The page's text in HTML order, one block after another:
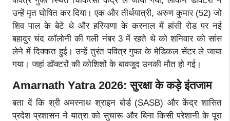
उन्हें मृत घोषित कर दिया। एक और तीर्थयात्री, अरुण कुमार (52) जो
शिव पाल के बेटे थे और हरियाणा के करनाल में हांसी रोड पर नई
बहादुर चंद कॉलोनी की गली नंबर 3 में रहते थे को शनिवार को सांस
लेने में दिक्कत हुई। उन्हें तुरंत पवित्र गुफा के मेडिकल सेंटर ले जाया
गया। जहां डॉक्टरों की कोशिशों के बावजूद उनकी मौत हो गई।
Amarnath Yatra 2026: सुरक्षा के कड़े इंतजाम
बता दें कि श्री अमरनाथ श्राइन बोर्ड (SASB) और केंद्र शासित
प्रदेश प्रशासन ने यात्रा को सुचारू और बिना किसी परेशानी के पूरा